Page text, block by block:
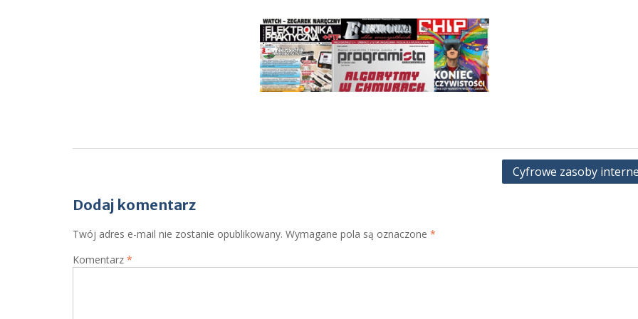
Cyfrowe zasoby
Dodaj komentarz
Twój adres e-mail nie zostanie opublikowany. Wymagane pola są oznaczone *
Komentarz *